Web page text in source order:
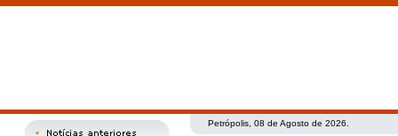
Petrópolis, 08 de Agosto de 2026.